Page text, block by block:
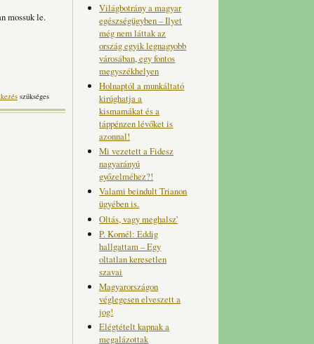
mossuk le.
szükséges
Világbotrány a magyar
egészségügyben – Ilyet
még nem láttak az
ország egyik legnagyobb
városában, egy fontos
megyszékhelyen
Holnaptól a munkáltató
kirúghatja a
kismamákat és a
táppénzen lévőket is
azonnal!
Mi vezetett a Fidesz
nagyarányú
győzelméhez?!
Valami beindult Trianon
ügyében is.
Oltás, vagy meghalsz'
P. Kornél: Eddig
hallgattam – Egy
oltatlan keresetlen
szavai
Magyarországon
véglegesen elveszett a
jog!
Elégtételt kapnak a
megalázottak